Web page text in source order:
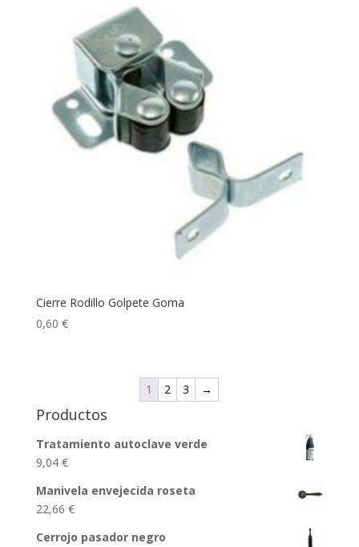
desde
22,80 €
hasta
26,50 €
Cierre Rodillo Golpete Goma
0,60 €
1 2 3 →
Productos
Tratamiento autoclave verde
9,04 €
Manivela envejecida roseta
22,66 €
Cerrojo pasador negro